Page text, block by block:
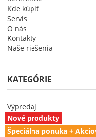
Kde kúpiť
Servis
O nás
Kontakty
Naše riešenia
KATEGÓRIE
Výpredaj
Nové produkty
Špeciálna ponuka +